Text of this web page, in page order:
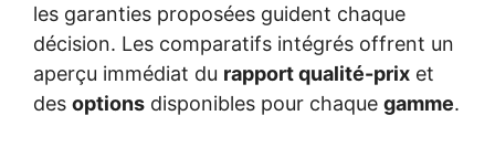
les garanties proposées guident chaque
décision. Les comparatifs intégrés offrent un
aperçu immédiat du rapport qualité-prix et
des options disponibles pour chaque gamme.